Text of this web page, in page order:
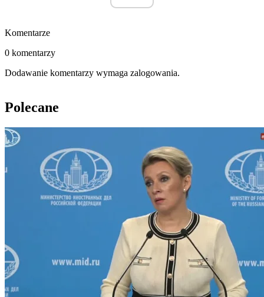
Komentarze
0 komentarzy
Dodawanie komentarzy wymaga zalogowania.
Polecane